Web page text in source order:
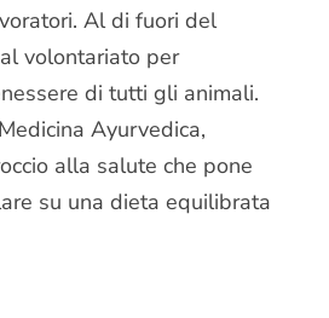
Al di fuori del
volontariato per
di tutti gli animali.
Ayurvedica,
alla salute che pone
su una dieta equilibrata